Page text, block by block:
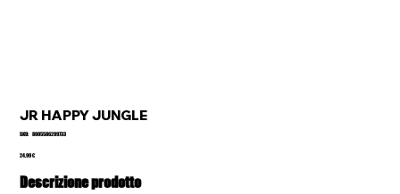
JR HAPPY JUNGLE
SKU: SKU
8005586209733
Prezzo
24,99 €
Descrizione prodotto